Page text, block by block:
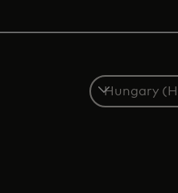
Select
a
country